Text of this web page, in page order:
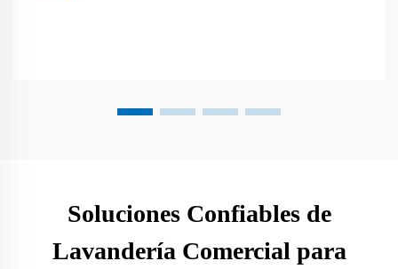
Soluciones Confiables de
Lavandería Comercial para